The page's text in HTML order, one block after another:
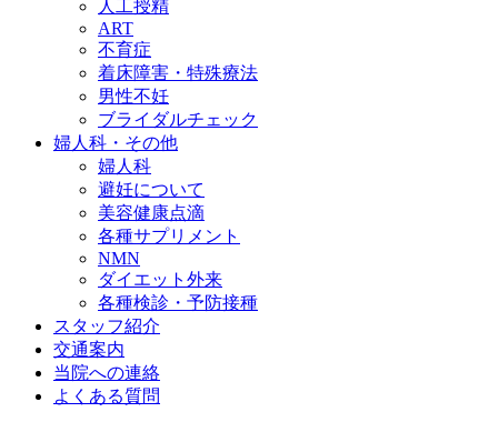
人工授精
ART
不育症
着床障害・特殊療法
男性不妊
ブライダルチェック
婦人科・その他
婦人科
避妊について
美容健康点滴
各種サプリメント
NMN
ダイエット外来
各種検診・予防接種
スタッフ紹介
交通案内
当院への連絡
よくある質問